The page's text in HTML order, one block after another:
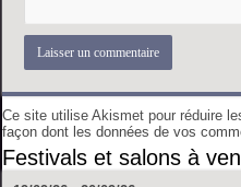
Ce site utilise Akismet pour réduire
façon dont les données de vos
Festivals et salons à